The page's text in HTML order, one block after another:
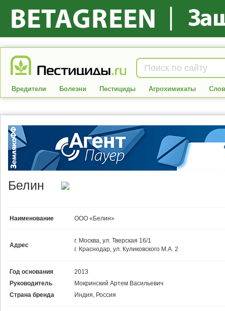
Вредители Болезни Пестициды Агрохимикаты
Белин
Наименование ООО «Белин»
Адрес
г. Москва, ул. Тверская 16/1
г. Краснодар, ул. Куликовского М.А. 2
Год основания
2013
Руководитель
Мокринский Артем Васильевич
Страна бренда
Индия, Россия